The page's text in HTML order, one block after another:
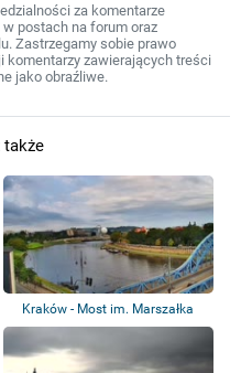
za komentarze
postach na forum oraz
Zastrzegamy sobie prawo
komentarzy zawierających treści
jako obraźliwe.
także
Kraków - Most im. Marszałka
Piłsudskiego